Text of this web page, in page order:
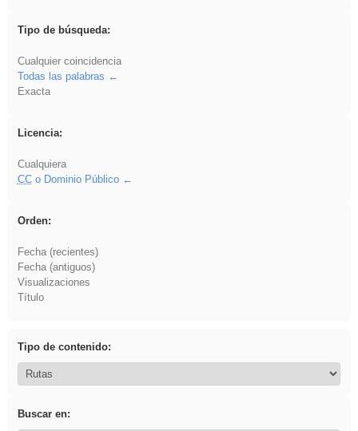
Tipo de búsqueda:
Cualquier coincidencia
Todas las palabras
Exacta
Licencia:
Cualquiera
CCo Dominio Público
Orden:
Fecha (recientes)
Fecha (antiguos)
Visualizaciones
Título
Tipo de contenido:
Buscar en: